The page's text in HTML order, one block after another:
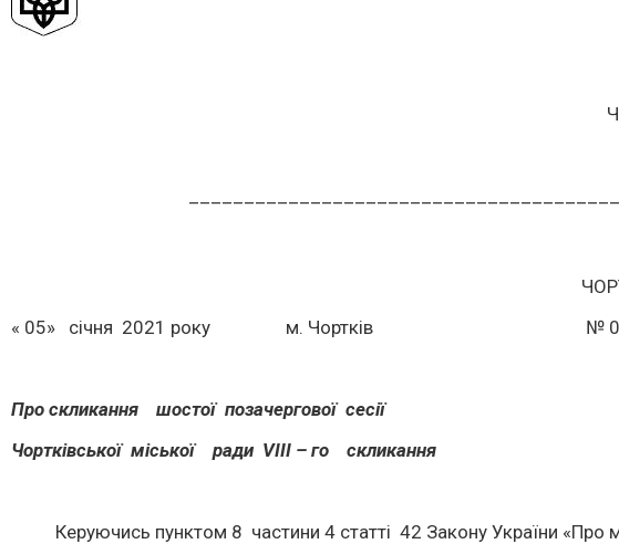
« 05» січня 2021 року м. Чортків № 03
Про скликання шостої позачергової сесії
Чортківської міської ради VІІІ – го скликання
Керуючись пунктом 8 частини 4 статті 42 Закону України «Про